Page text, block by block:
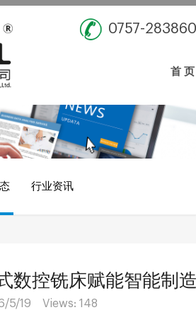
0757-
首 页
行业资讯
数控铣床赋能智能制
5/19 Views: 148